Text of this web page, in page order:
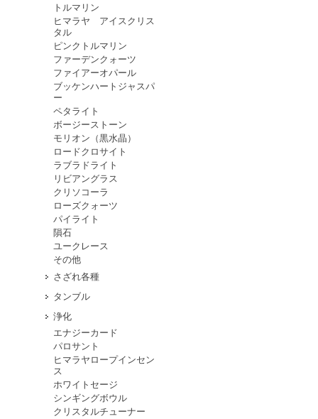
トルマリン
ヒマラヤ アイスクリス
タル
ピンクトルマリン
ファーデンクォーツ
ファイアーオパール
ブッケンハートジャスパ
ー
ペタライト
ボージーストーン
モリオン（黒水晶）
ロードクロサイト
ラブラドライト
リビアングラス
クリソコーラ
ローズクォーツ
パイライト
隕石
ユークレース
その他
さざれ各種
タンブル
浄化
エナジーカード
パロサント
ヒマラヤロープインセン
ス
ホワイトセージ
シンギングボウル
クリスタルチューナー